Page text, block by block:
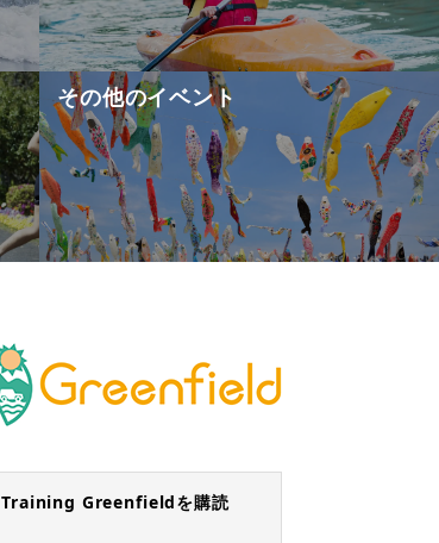
その他のイベント
Training Greenfieldを購読